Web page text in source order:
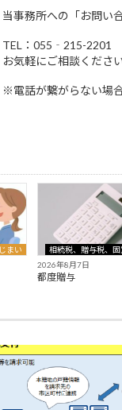
当事務所への「お問い
TEL：055‐215-2201
お気軽にご相談ください
※電話が繋がらない場
まい
相続税、贈与税、固
2026年8月7日
都度贈与